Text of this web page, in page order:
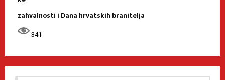
zahvalnosti i Dana hrvatskih branitelja
341